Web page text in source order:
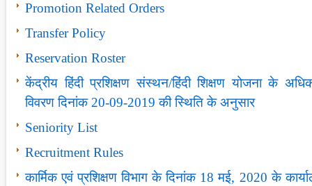
Promotion Related Orders
Transfer Policy
Reservation Roster
केंद्रीय हिंदी प्रशिक्षण संस्‍थन/हिंदी शिक्षण योजना के
विवरण दिनांक 20-09-2019 की स्थिति के अनुसार
Seniority List
Recruitment Rules
कार्मिक एवं प्रशिक्षण विभाग के दिनांक 18 मई, 2020 के